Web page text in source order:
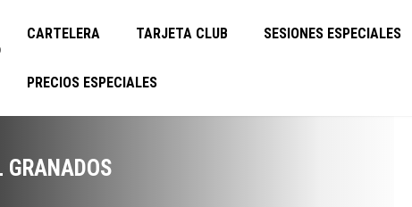
CARTELERA TARJETA CLUB SESIONES ESPECIALES
PRECIOS ESPECIALES
GRANADOS